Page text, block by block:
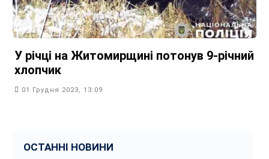
У річці на Житомирщині потонув 9-річний
хлопчик
01 Грудня 2023, 13:09
ОСТАННІ НОВИНИ